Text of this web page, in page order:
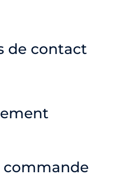
de contact
commande